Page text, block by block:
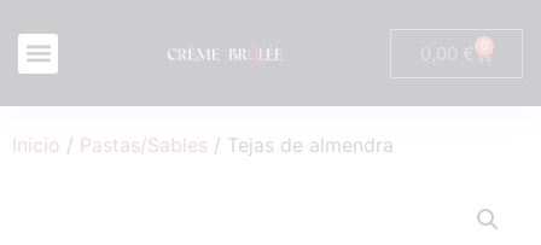
0
Inicio / Pastas/Sables / Tejas de almendra